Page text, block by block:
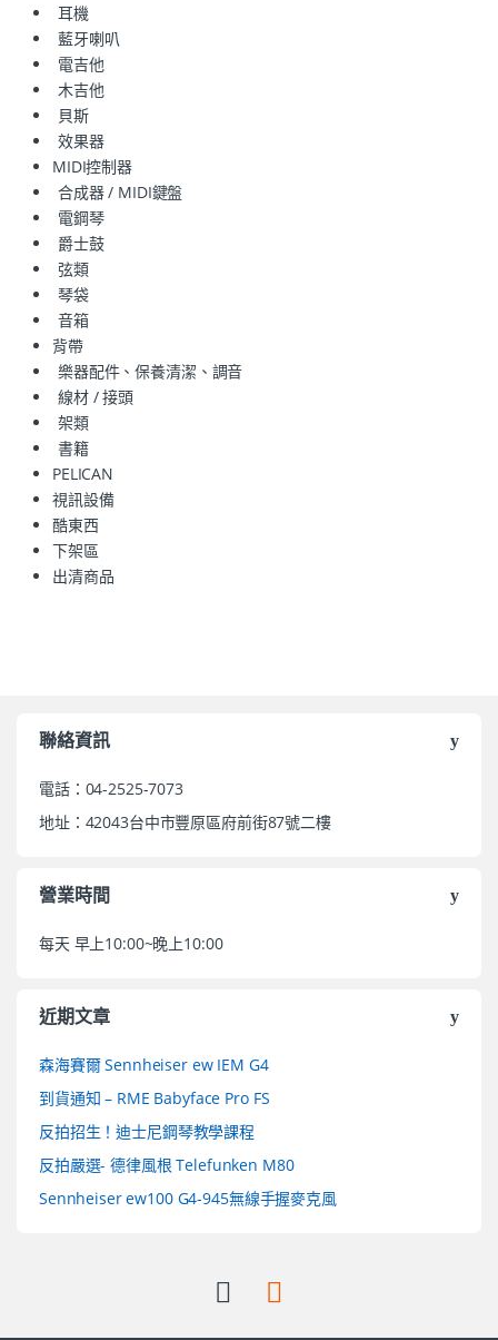
耳機
藍牙喇叭
電吉他
木吉他
貝斯
效果器
MIDI控制器
合成器 / MIDI鍵盤
電鋼琴
爵士鼓
弦類
琴袋
音箱
背帶
樂器配件、保養清潔、調音
線材 / 接頭
架類
書籍
PELICAN
視訊設備
酷東西
下架區
出清商品
聯絡資訊
電話：04-2525-7073
地址：42043台中市豐原區府前街87號二樓
營業時間
每天 早上10:00~晚上10:00
近期文章
森海賽爾 Sennheiser ew IEM G4
到貨通知 – RME Babyface Pro FS
反拍招生！迪士尼鋼琴教學課程
反拍嚴選- 德律風根 Telefunken M80
Sennheiser ew100 G4-945無線手握麥克風